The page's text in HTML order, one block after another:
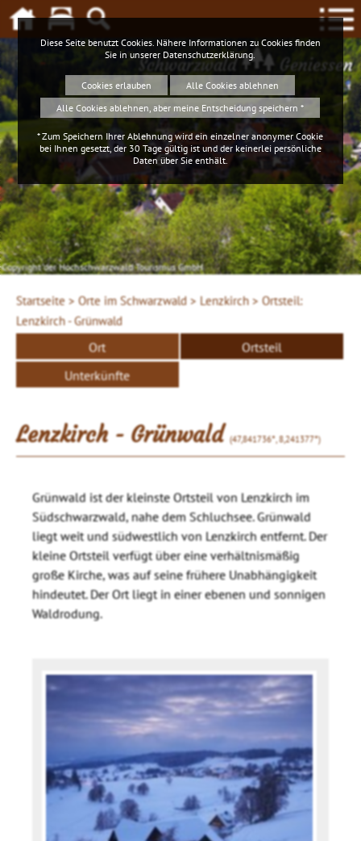
Schwarzwald Geniessen
Copyright der Hochschwarzwald Tourismus GmbH
Startseite > Orte im Schwarzwald > Lenzkirch >Ortsteil:
Lenzkirch - Grünwald
Ort
Ortsteil
Unterkünfte
Lenzkirch - Grünwald(47,841736°, 8,241377°)
Grünwald ist der kleinste Ortsteil von Lenzkirch im
Südschwarzwald, nahe dem Schluchsee. Grünwald
liegt weit und südwestlich von Lenzkirch entfernt. Der
kleine Ortsteil verfügt über eine verhältnismäßig
große Kirche, was auf seine frühere Unabhängigkeit
hindeutet. Der Ort liegt in einer ebenen und sonnigen
Waldrodung.
Diese Seite benutzt Cookies. Nähere Informationen zu Cookies finden
Sie in unserer Datenschutzerklärung.
Cookies erlauben
Alle Cookies ablehnen
Alle Cookies ablehnen, aber meine Entscheidung speichern *
* Zum Speichern Ihrer Ablehnung wird ein einzelner anonymer Cookie
bei Ihnen gesetzt, der 30 Tage gültig ist und der keinerlei persönliche
Daten über Sie enthält.